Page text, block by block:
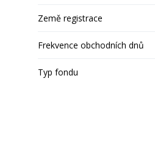
Země registrace
Frekvence obchodních dnů
Typ fondu